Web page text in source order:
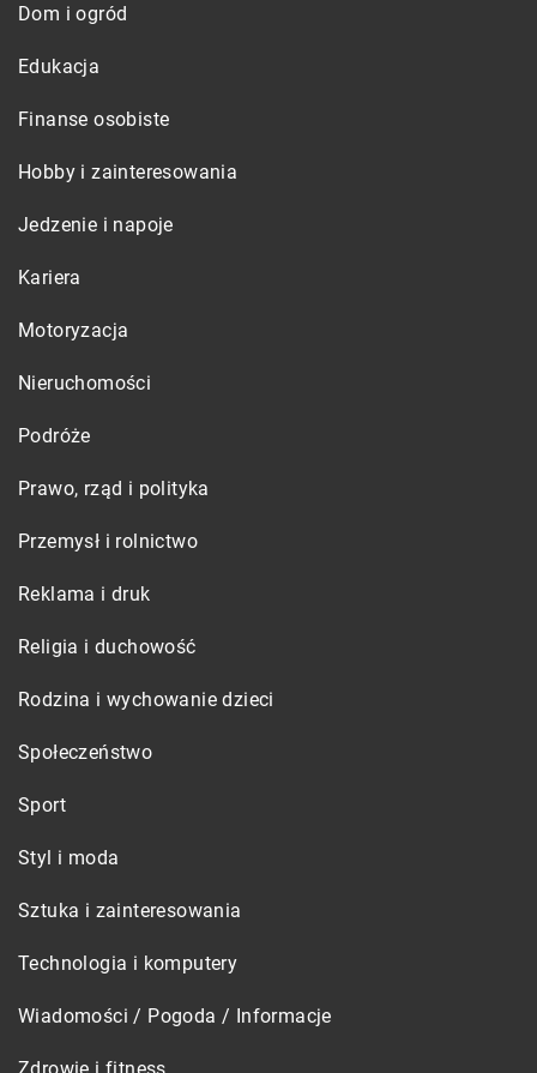
Dom i ogród
Edukacja
Finanse osobiste
Hobby i zainteresowania
Jedzenie i napoje
Kariera
Motoryzacja
Nieruchomości
Podróże
Prawo, rząd i polityka
Przemysł i rolnictwo
Reklama i druk
Religia i duchowość
Rodzina i wychowanie dzieci
Społeczeństwo
Sport
Styl i moda
Sztuka i zainteresowania
Technologia i komputery
Wiadomości / Pogoda / Informacje
Zdrowie i fitness